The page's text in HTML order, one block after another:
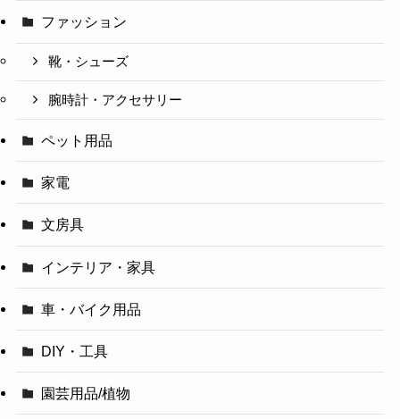
ファッション
靴・シューズ
腕時計・アクセサリー
ペット用品
家電
文房具
インテリア・家具
車・バイク用品
DIY・工具
園芸用品/植物